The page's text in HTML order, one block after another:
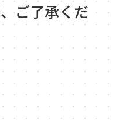
ご了承くだ